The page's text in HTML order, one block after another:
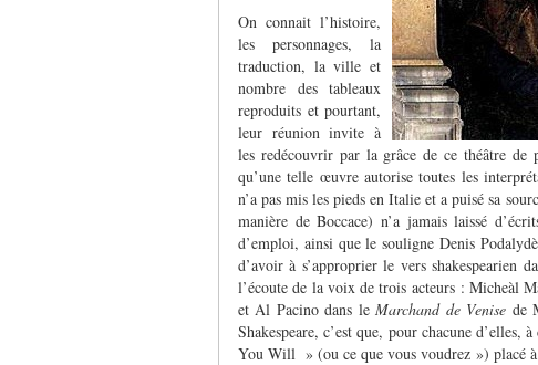
On connait l’histoire,
les personnages, la
traduction, la ville et
nombre des tableaux
reproduits et pourtant,
leur réunion invite à
les redécouvrir par la grâce de ce théâtre
qu’une telle œuvre autorise toutes les
n’a pas mis les pieds en Italie et a puisé sa
manière de Boccace) n’a jamais laissé
d’emploi, ainsi que le souligne Denis
d’avoir à s’approprier le vers shakespearien
l’écoute de la voix de trois acteurs : Micheàl
et Al Pacino dans leMarchand de Venise de
Shakespeare, c’est que, pour chacune
You Will » (ou ce que vous voudrez ») placé